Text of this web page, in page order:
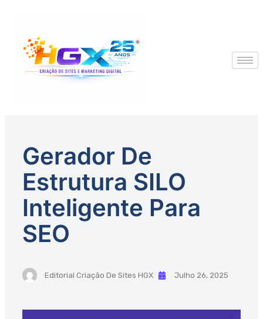
Gerador De
Estrutura SILO
Inteligente Para
SEO
Editorial Criação De Sites HGX Julho 26, 2025